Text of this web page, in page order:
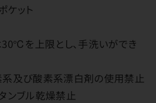
ケット
30℃を上限とし、手洗いができ
系及び酸素系漂白剤の使用禁止
ンブル乾燥禁止